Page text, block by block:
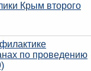
Крым второго
по проведению